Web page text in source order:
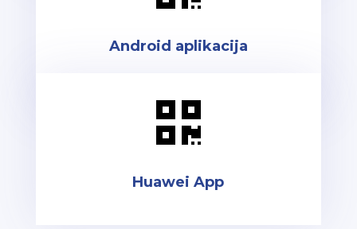
Android aplikacija

Huawei App